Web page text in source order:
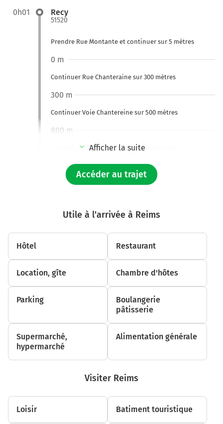
0h01 Recy
51520
Prendre Rue Montante et continuer sur 5 mètres
Continuer Rue Chanteraine sur 300 mètres
0 m
Continuer Voie Chantereine sur 500 mètres
300 m
Au rond-point, prendre la 1ère sortie sur D1 et
800 m
1,9 km
continuer sur 500 mètres
2,5 km
Au rond-point, prendre la 2ème sortie sur la voie et
Continuer sur 5,3 kilomètres
N44
Afficher la suite
Accéder au trajet
Utile à l'arrivée à Reims
Hôtel Restaurant
Location, gîte Chambre d'hôtes
Parking
Boulangerie
pâtisserie
Supermarché,
hypermarché
Alimentation générale
Visiter Reims
Loisir Batiment touristique